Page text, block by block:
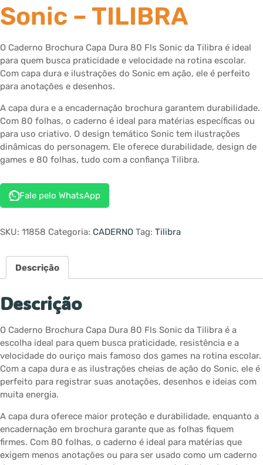
Sonic – TILIBRA
O Caderno Brochura Capa Dura 80 Fls Sonic da Tilibra é ideal
para quem busca praticidade e velocidade na rotina escolar.
Com capa dura e ilustrações do Sonic em ação, ele é perfeito
para anotações e desenhos.
A capa dura e a encadernação brochura garantem durabilidade.
Com 80 folhas, o caderno é ideal para matérias específicas ou
para uso criativo. O design temático Sonic tem ilustrações
dinâmicas do personagem. Ele oferece durabilidade, design de
games e 80 folhas, tudo com a confiança Tilibra.
Fale pelo WhatsApp
SKU: 11858 Categoria: CADERNO Tag: Tilibra
Descrição
Descrição
O Caderno Brochura Capa Dura 80 Fls Sonic da Tilibra é a
escolha ideal para quem busca praticidade, resistência e a
velocidade do ouriço mais famoso dos games na rotina escolar.
Com a capa dura e as ilustrações cheias de ação do Sonic, ele é
perfeito para registrar suas anotações, desenhos e ideias com
muita energia.
A capa dura oferece maior proteção e durabilidade, enquanto a
encadernação em brochura garante que as folhas fiquem
firmes. Com 80 folhas, o caderno é ideal para matérias que
exigem menos anotações ou para ser usado como um caderno